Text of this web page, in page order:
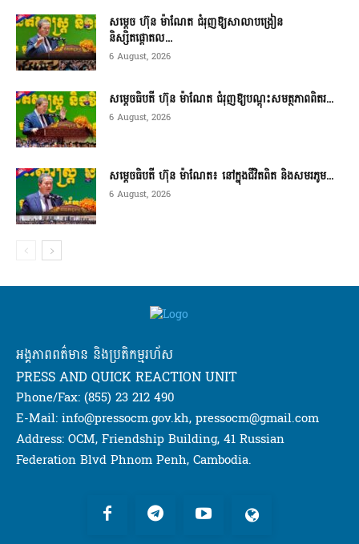
សម្តេច ហ៊ុន ម៉ាណែត ជំរុញឱ្យសាលាបង្រៀន
និស្សិតផ្តោតល...
6 August, 2026
សម្តេចធិបតី ហ៊ុន ម៉ាណែត ជំរុញឱ្យបណ្តុះសមត្ថភាពពិតរ...
6 August, 2026
សម្តេចធិបតី ហ៊ុន ម៉ាណែត៖ នៅក្នុងជីវិតពិត និងសមរភូម...
6 August, 2026
អង្គភាពពត៌មាន និងប្រតិកម្មរហ័ស
PRESS AND QUICK REACTION UNIT
Phone/Fax: (855) 23 212 490
E-Mail: info@pressocm.gov.kh, pressocm@gmail.com
Address: OCM, Friendship Building, 41 Russian
Federation Blvd Phnom Penh, Cambodia.